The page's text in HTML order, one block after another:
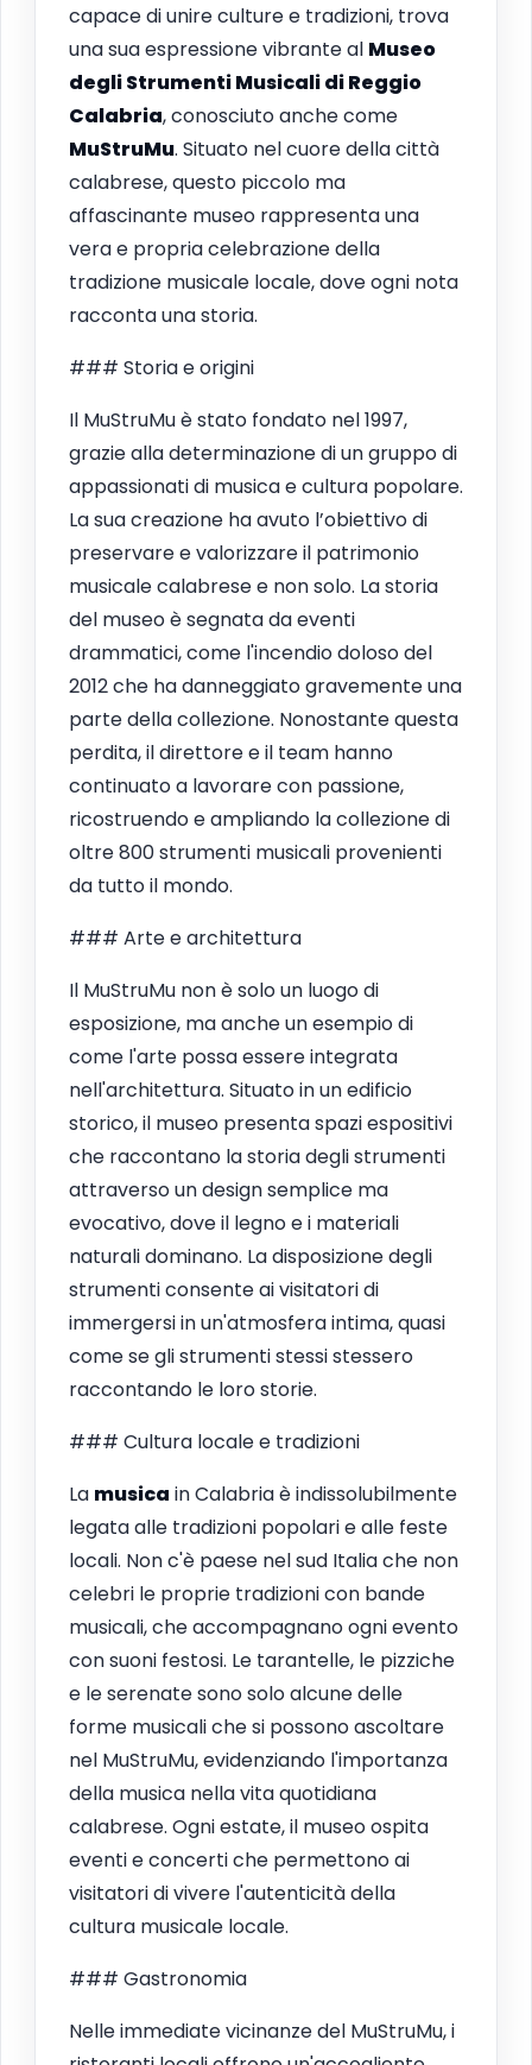
capace di unire culture e tradizioni, trova
una sua espressione vibrante al Museo
degli Strumenti Musicali di Reggio
Calabria, conosciuto anche come
MuStruMu. Situato nel cuore della città
calabrese, questo piccolo ma
affascinante museo rappresenta una
vera e propria celebrazione della
tradizione musicale locale, dove ogni nota
racconta una storia.
### Storia e origini
Il MuStruMu è stato fondato nel 1997,
grazie alla determinazione di un gruppo di
appassionati di musica e cultura popolare.
La sua creazione ha avuto l’obiettivo di
preservare e valorizzare il patrimonio
musicale calabrese e non solo. La storia
del museo è segnata da eventi
drammatici, come l'incendio doloso del
2012 che ha danneggiato gravemente una
parte della collezione. Nonostante questa
perdita, il direttore e il team hanno
continuato a lavorare con passione,
ricostruendo e ampliando la collezione di
oltre 800 strumenti musicali provenienti
da tutto il mondo.
### Arte e architettura
Il MuStruMu non è solo un luogo di
esposizione, ma anche un esempio di
come l'arte possa essere integrata
nell'architettura. Situato in un edificio
storico, il museo presenta spazi espositivi
che raccontano la storia degli strumenti
attraverso un design semplice ma
evocativo, dove il legno e i materiali
naturali dominano. La disposizione degli
strumenti consente ai visitatori di
immergersi in un'atmosfera intima, quasi
come se gli strumenti stessi stessero
raccontando le loro storie.
### Cultura locale e tradizioni
La musica in Calabria è indissolubilmente
legata alle tradizioni popolari e alle feste
locali. Non c'è paese nel sud Italia che non
celebri le proprie tradizioni con bande
musicali, che accompagnano ogni evento
con suoni festosi. Le tarantelle, le pizziche
e le serenate sono solo alcune delle
forme musicali che si possono ascoltare
nel MuStruMu, evidenziando l'importanza
della musica nella vita quotidiana
calabrese. Ogni estate, il museo ospita
eventi e concerti che permettono ai
visitatori di vivere l'autenticità della
cultura musicale locale.
### Gastronomia
Nelle immediate vicinanze del MuStruMu, i